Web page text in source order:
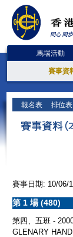
馬場活動
賽事資
報名表 排位表
賽事日期: 10/
第 1 場 (480)
第四、五班 -
GLENARY